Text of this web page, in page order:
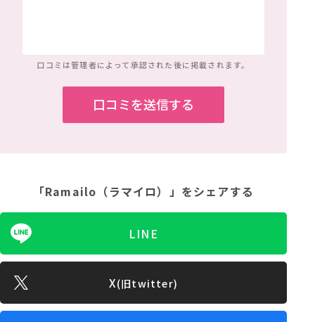
口コミは管理者によって承認された後に掲載されます。
「Ramailo（ラマイロ）」 をシェアする
LINE
X(旧twitter)